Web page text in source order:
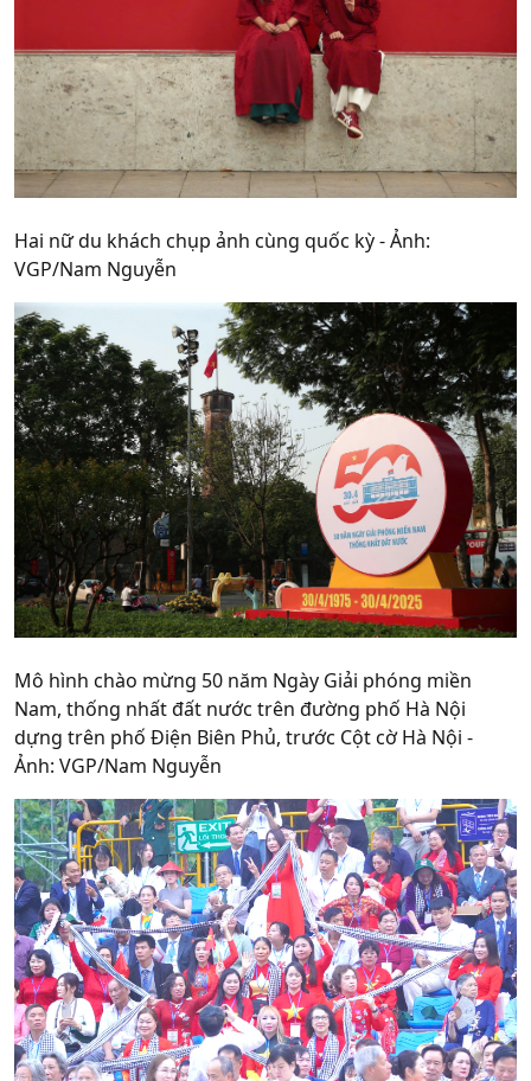
Hai nữ du khách chụp ảnh cùng quốc kỳ - Ảnh:
VGP/Nam Nguyễn
Mô hình chào mừng 50 năm Ngày Giải phóng miền
Nam, thống nhất đất nước trên đường phố Hà Nội
dựng trên phố Điện Biên Phủ, trước Cột cờ Hà Nội -
Ảnh: VGP/Nam Nguyễn